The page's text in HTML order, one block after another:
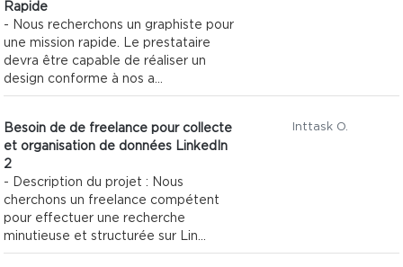
Rapide
- Nous recherchons un graphiste pour
une mission rapide. Le prestataire
devra être capable de réaliser un
design conforme à nos a...
Besoin de de freelance pour collecte
et organisation de données LinkedIn
2
- Description du projet : Nous
cherchons un freelance compétent
pour effectuer une recherche
minutieuse et structurée sur Lin...
Inttask O.